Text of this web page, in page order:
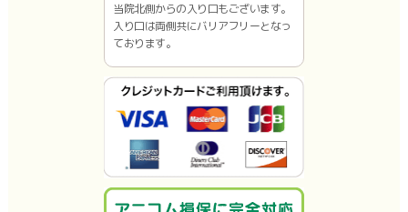
当院北側からの入り口もございます。
入り口は両側共にバリアフリーとなっ
ております。